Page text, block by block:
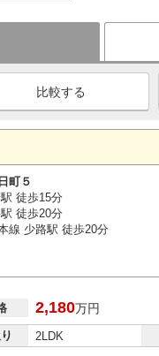
町５
徒歩15分
徒歩20分
線 少路駅 徒歩20分
2,180万円
2LDK